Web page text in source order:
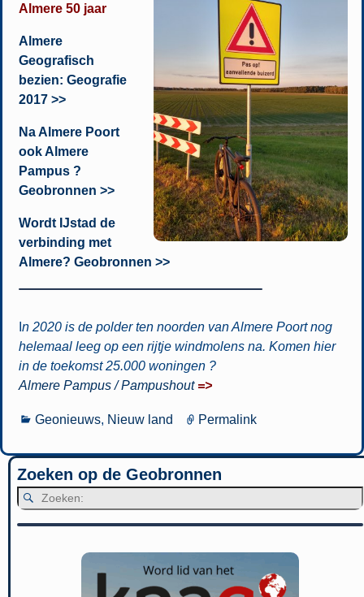
Almere 50 jaar
Almere
Geografisch
bezien: Geografie
2017 >>
Na Almere Poort
ook Almere
Pampus ?
Geobronnen >>
Wordt IJstad de
verbinding met
Almere? Geobronnen >>
n 2020 is de polder ten noorden van Almere Poort nog
helemaal leeg op een rijtje windmolens na. Komen hier
in de toekomst 25.000 woningen ?
Almere Pampus / Pampushout=>
Geonieuws, Nieuw land Permalink
Zoeken op de Geobronnen